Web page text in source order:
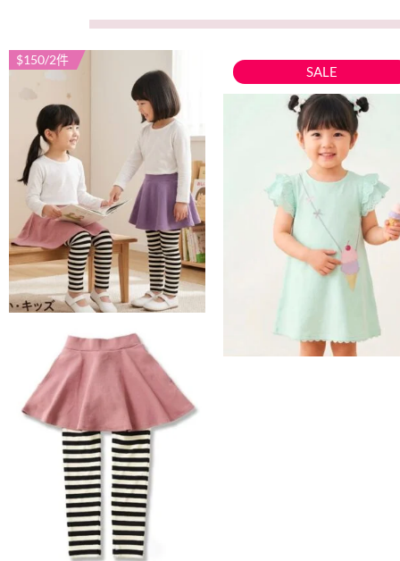
$150/2件
種
款
式。
可
在
產
頁
選
項
SALE原
始
價
格：
$139。
目
前
價
此
產
有
多
種
式。
可
在
頁